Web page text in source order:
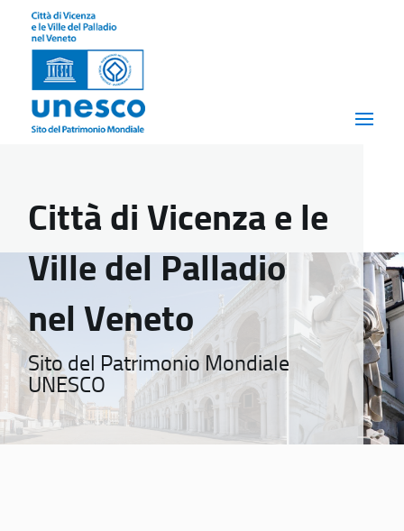
Città di Vicenza e le
Ville del Palladio
nel Veneto
Sito del Patrimonio Mondiale
UNESCO